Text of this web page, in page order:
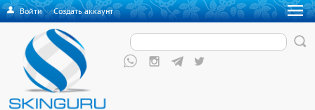
Войти·Создать аккаунт